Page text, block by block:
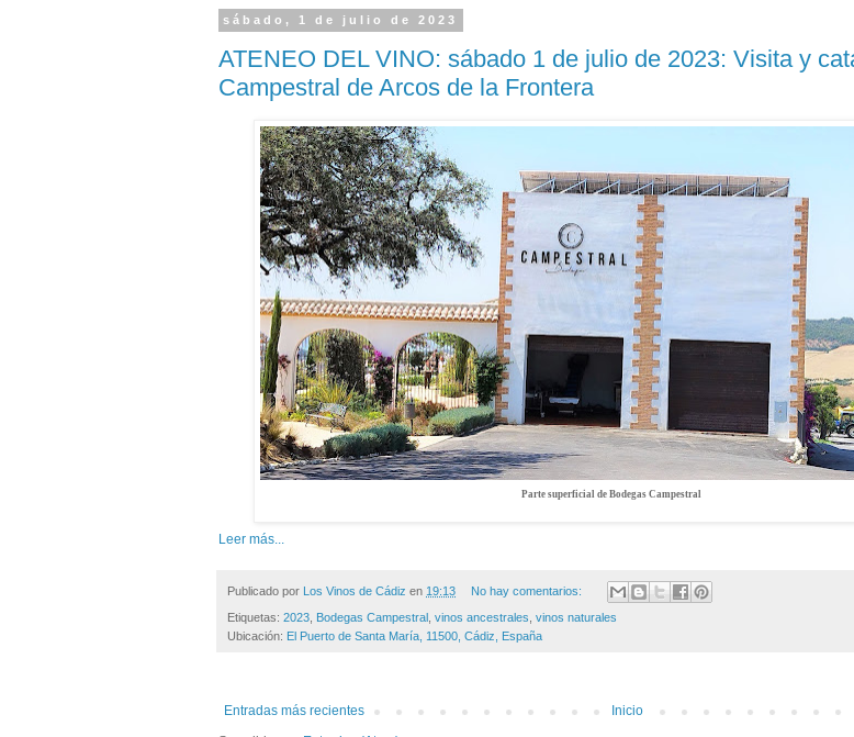
sábado, 1 de julio de 2023
ATENEO DEL VINO: sábado 1 de julio de 2023: Visita y
Campestral de Arcos de la Frontera
Parte superficial de Bodegas Campestral
Leer más...
Publicado por Los Vinos de Cádiz en 19:13 No hay comentarios:
Etiquetas: 2023 Bodegas Campestral vinos ancestrales vinos naturales
Ubicación: El Puerto de Santa María, 11500, Cádiz, España
Entradas más recientes
Inicio